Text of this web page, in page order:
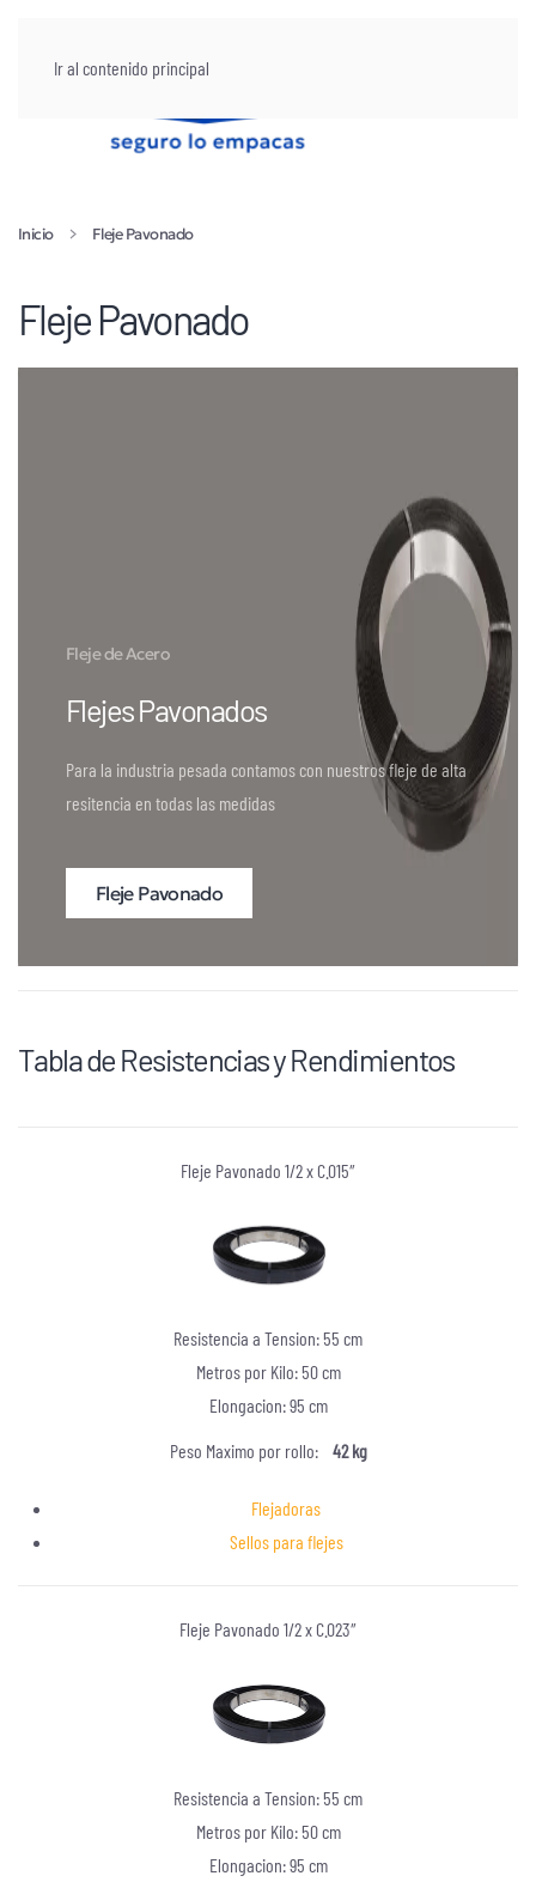
Ir al contenido principal
Inicio Fleje Pavonado
Fleje Pavonado
Fleje de Acero
Flejes Pavonados
Para la industria pesada contamos con nuestros fleje de alta
resitencia en todas las medidas
Fleje Pavonado
Tabla de Resistencias y Rendimientos
Fleje Pavonado 1/2 x C.015″
Resistencia a Tension: 55 cm
Metros por Kilo: 50 cm
Elongacion: 95 cm
Peso Maximo por rollo:
42 kg
Flejadoras
Sellos para flejes
Fleje Pavonado 1/2 x C.023″
Resistencia a Tension: 55 cm
Metros por Kilo: 50 cm
Elongacion: 95 cm